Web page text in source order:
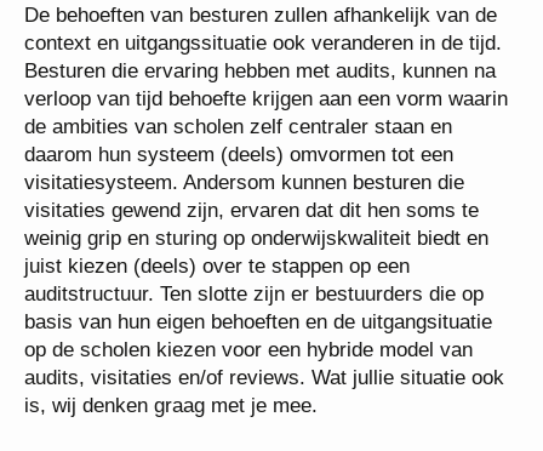
De behoeften van besturen zullen afhankelijk van de
context en uitgangssituatie ook veranderen in de tijd.
Besturen die ervaring hebben met audits, kunnen na
verloop van tijd behoefte krijgen aan een vorm waarin
de ambities van scholen zelf centraler staan en
daarom hun systeem (deels) omvormen tot een
visitatiesysteem. Andersom kunnen besturen die
visitaties gewend zijn, ervaren dat dit hen soms te
weinig grip en sturing op onderwijskwaliteit biedt en
juist kiezen (deels) over te stappen op een
auditstructuur. Ten slotte zijn er bestuurders die op
basis van hun eigen behoeften en de uitgangsituatie
op de scholen kiezen voor een hybride model van
audits, visitaties en/of reviews. Wat jullie situatie ook
is, wij denken graag met je mee.